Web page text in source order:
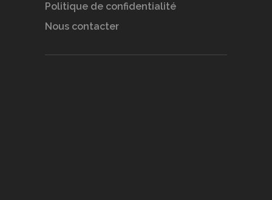
Politique de confidentialité
Nous contacter